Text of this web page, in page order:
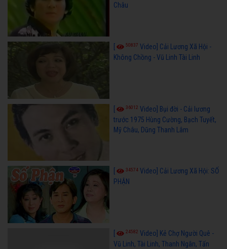
Châu
50837 Video] Cải Lương Xã Hội -
Không Chồng - Vũ Linh Tài Linh
36012 Video] Bụi đời - Cải lương
trước 1975 Hùng Cường, Bạch Tuyết,
Mỹ Châu, Dũng Thanh Lâm
34574 Video] Cải Lương Xã Hội: SỐ
PHẬN
24582 Video] Kẻ Chợ Người Quê -
Vũ Linh, Tài Linh, Thanh Ngân, Tấn